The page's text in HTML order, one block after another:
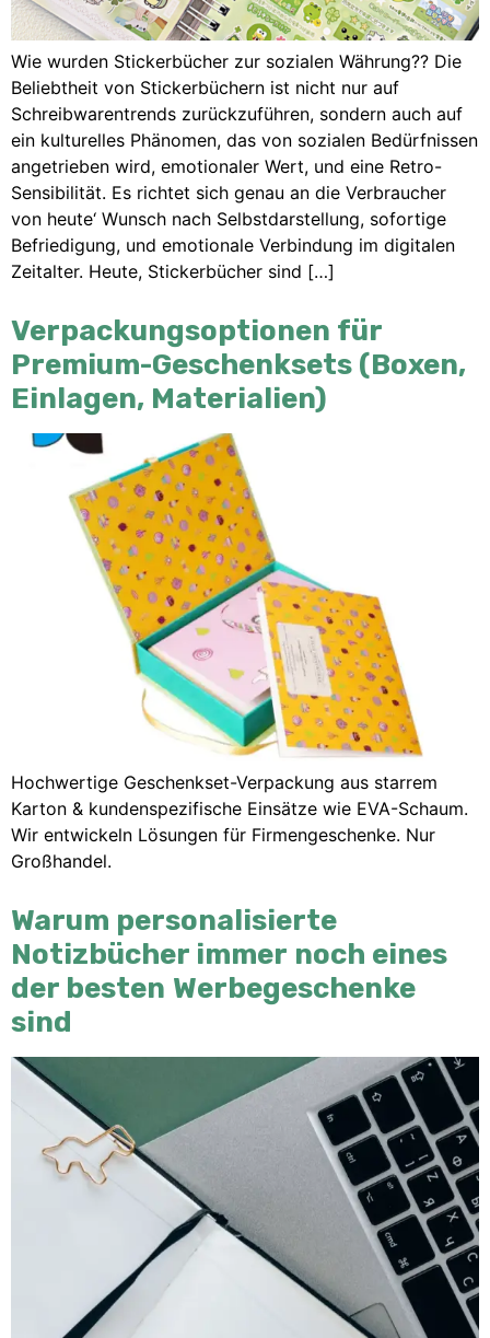
Wie wurden Stickerbücher zur sozialen Währung?? Die
Beliebtheit von Stickerbüchern ist nicht nur auf
Schreibwarentrends zurückzuführen, sondern auch auf
ein kulturelles Phänomen, das von sozialen Bedürfnissen
angetrieben wird, emotionaler Wert, und eine Retro-
Sensibilität. Es richtet sich genau an die Verbraucher
von heute‘ Wunsch nach Selbstdarstellung, sofortige
Befriedigung, und emotionale Verbindung im digitalen
Zeitalter. Heute, Stickerbücher sind […]
Verpackungsoptionen für
Premium-Geschenksets (Boxen,
Einlagen, Materialien)
Hochwertige Geschenkset-Verpackung aus starrem
Karton & kundenspezifische Einsätze wie EVA-Schaum.
Wir entwickeln Lösungen für Firmengeschenke. Nur
Großhandel.
Warum personalisierte
Notizbücher immer noch eines
der besten Werbegeschenke
sind